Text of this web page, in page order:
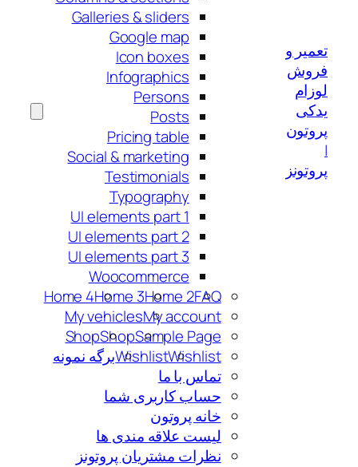
تعمیر و
فروش
لوزام
یدکی
پروتون
|
پروتونز
Galleries & sliders
Google map
Icon boxes
Infographics
Persons
Posts
Pricing table
Social & marketing
Testimonials
Typography
UI elements part 1
UI elements part 2
UI elements part 3
Woocommerce
FAQ
Home 2
Home 3
Home 4
My account
My vehicles
Sample Page
Shop
Shop
Wishlist
Wishlistبرگه نمونه
تماس با ما
حساب کاربری شما
خانه پروتون
لیست علاقه مندی ها
نظرات مشتریان پروتونز